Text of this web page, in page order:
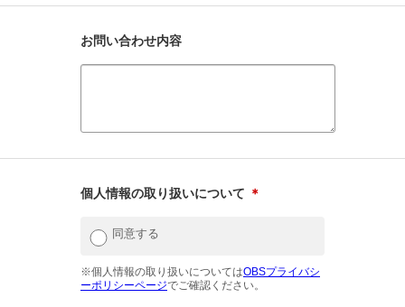
お問い合わせ内容
個人情報の取り扱いについて ＊
同意する
※個人情報の取り扱いについてはOBSプライバシ
ーポリシーページでご確認ください。